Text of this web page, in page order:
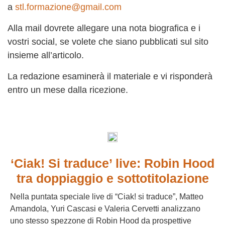
a stl.formazione@gmail.com
Alla mail dovrete allegare una nota biografica e i
vostri social, se volete che siano pubblicati sul sito
insieme all’articolo.
La redazione esaminerà il materiale e vi risponderà
entro un mese dalla ricezione.
‘Ciak! Si traduce’ live: Robin Hood
tra doppiaggio e sottotitolazione
Nella puntata speciale live di “Ciak! si traduce”, Matteo
Amandola, Yuri Cascasi e Valeria Cervetti analizzano
uno stesso spezzone di Robin Hood da prospettive